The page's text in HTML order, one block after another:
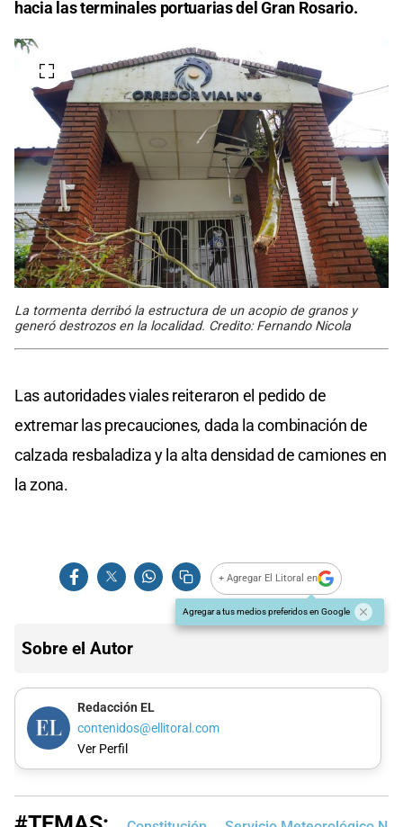
hacia las terminales portuarias del Gran Rosario.
La tormenta derribó la estructura de un acopio de granos y
generó destrozos en la localidad. Credito: Fernando Nicola
Las autoridades viales reiteraron el pedido de
extremar las precauciones, dada la combinación de
calzada resbaladiza y la alta densidad de camiones en
la zona.
+ Agregar El Litoral en
Agregar a tus medios preferidos en Google
Sobre el Autor
Redacción EL
contenidos@ellitoral.com
Ver Perfil